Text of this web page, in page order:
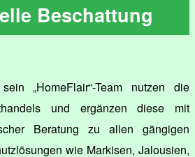
Beschattung
„HomeFlair“-Team nutzen die
und ergänzen diese mit
Beratung zu allen gängigen
wie Markisen, Jalousien,